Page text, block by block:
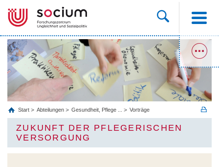
Start Abteilungen Gesundheit, Pflege ... Vorträge
ZUKUNFT DER PFLEGERISCHEN
VERSORGUNG